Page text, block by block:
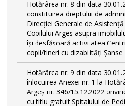
Hotărârea nr. 8 din data
constituirea dreptului de
Direcției Generale de
Copilului Argeș asupra
își desfășoară activitatea
copii/tineri cu dizabilități
Hotărârea nr. 9 din data
înlocuirea Anexei nr. 1 la
Argeș nr. 346/15.12.2022
cu titlu gratuit Spitalului de